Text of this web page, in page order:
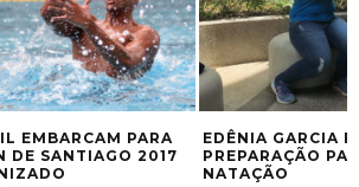
EMBARCAM PARA
DE SANTIAGO 2017
EDÊNIA GARCIA
PREPARAÇÃO
NATAÇÃO